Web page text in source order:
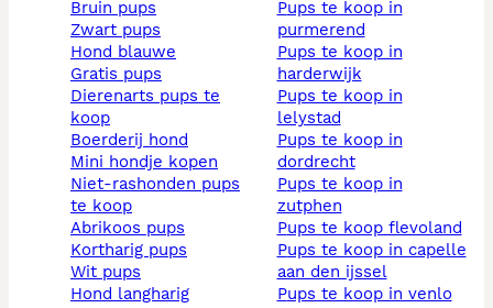
bruin pups
zwart pups
hond blauwe
gratis pups
dierenarts pups te
koop
boerderij hond
mini hondje kopen
niet-rashonden pups
te koop
abrikoos pups
kortharig pups
wit pups
hond langharig
pups te koop in
purmerend
pups te koop in
harderwijk
pups te koop in
lelystad
pups te koop in
dordrecht
pups te koop in
zutphen
pups te koop flevoland
pups te koop in capelle
aan den ijssel
pups te koop in venlo